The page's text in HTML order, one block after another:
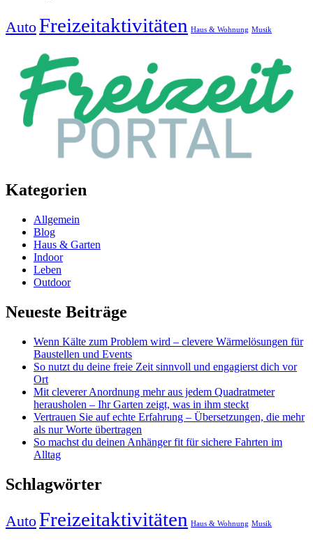
AutoFreizeitaktivitäten Haus & Wohnung Musik
Kategorien
Allgemein
Blog
Haus & Garten
Indoor
Leben
Outdoor
Neueste Beiträge
Wenn Kälte zum Problem wird – clevere Wärmelösungen für
Baustellen und Events
So nutzt du deine freie Zeit sinnvoll und engagierst dich vor
Ort
Mit cleverer Anordnung mehr aus jedem Quadratmeter
herausholen – Ihr Garten zeigt, was in ihm steckt
Vertrauen Sie auf echte Erfahrung – Übersetzungen, die mehr
als nur Worte übertragen
So machst du deinen Anhänger fit für sichere Fahrten im
Alltag
Schlagwörter
AutoFreizeitaktivitäten Haus & Wohnung Musik